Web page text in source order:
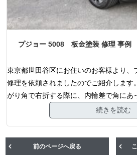
プジョー 5008 板金塗装 修理 事例
東京都世田谷区にお住いのお客様より、
修理を依頼されましたのでご紹介します
がり角で右折する際に、内輪差で角にあ
続きを読む
前のページへ戻る